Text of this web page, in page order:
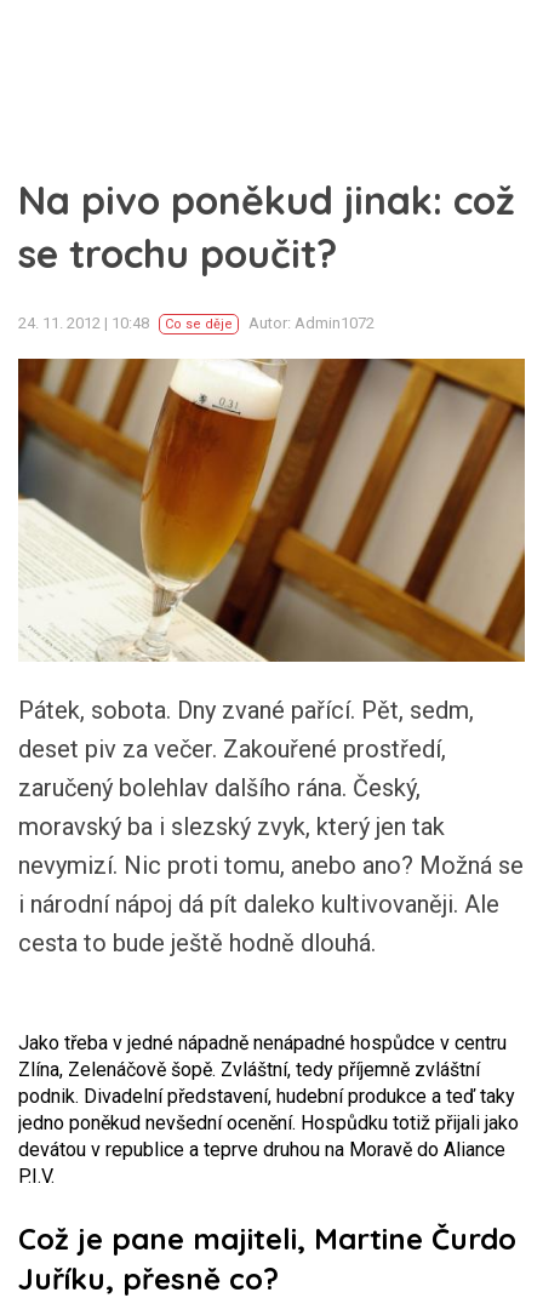
Na pivo poněkud jinak: což
se trochu poučit?
24. 11. 2012 | 10:48 Co se děje Autor: Admin1072
Pátek, sobota. Dny zvané pařící. Pět, sedm,
deset piv za večer. Zakouřené prostředí,
zaručený bolehlav dalšího rána. Český,
moravský ba i slezský zvyk, který jen tak
nevymizí. Nic proti tomu, anebo ano? Možná se
i národní nápoj dá pít daleko kultivovaněji. Ale
cesta to bude ještě hodně dlouhá.
Jako třeba v jedné nápadně nenápadné hospůdce v centru
Zlína, Zelenáčově šopě. Zvláštní, tedy příjemně zvláštní
podnik. Divadelní představení, hudební produkce a teď taky
jedno poněkud nevšední ocenění. Hospůdku totiž přijali jako
devátou v republice a teprve druhou na Moravě do Aliance
P.I.V.
Což je pane majiteli, Martine Čurdo
Juříku, přesně co?